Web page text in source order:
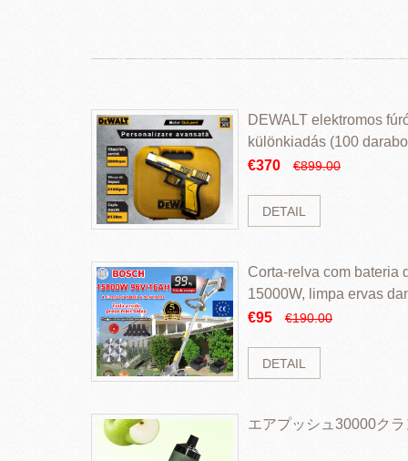
DEWALT elektromos
különkiadás (100
€370
€899.00
DETAIL
Corta-relva com bateria
15000W, limpa ervas
rapidamente
€95 €190.00
DETAIL
エアプッシュ30000ク